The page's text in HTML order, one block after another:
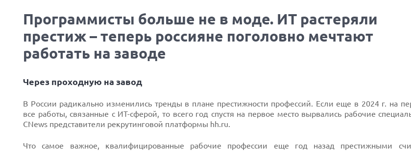
Программисты больше не в моде. ИТ растеряли
престиж – теперь россияне поголовно мечтают
работать на заводе
Через проходную на завод
В России радикально изменились тренды в плане престижности профессий. Если еще в 2024 г. на
все работы, связанные с ИТ-сферой, то всего год спустя на первое место вырвались рабочие
CNews представители рекрутинговой платформы hh.ru.
Что самое важное, квалифицированные рабочие профессии еще год назад престижными
Next